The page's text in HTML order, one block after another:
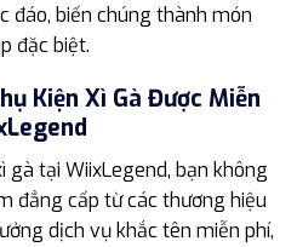
đáo, biến chúng thành món
đặc biệt.
Kiện Xì Gà Được Miễn
gà tại WiixLegend, bạn không
đẳng cấp từ các thương hiệu
dịch vụ khắc tên miễn phí,